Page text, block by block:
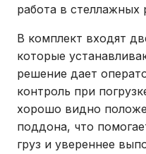
работа в стеллажных
В комплект входят
которые
решение дает
контроль при
хорошо видно
поддона, что
груз и увереннее